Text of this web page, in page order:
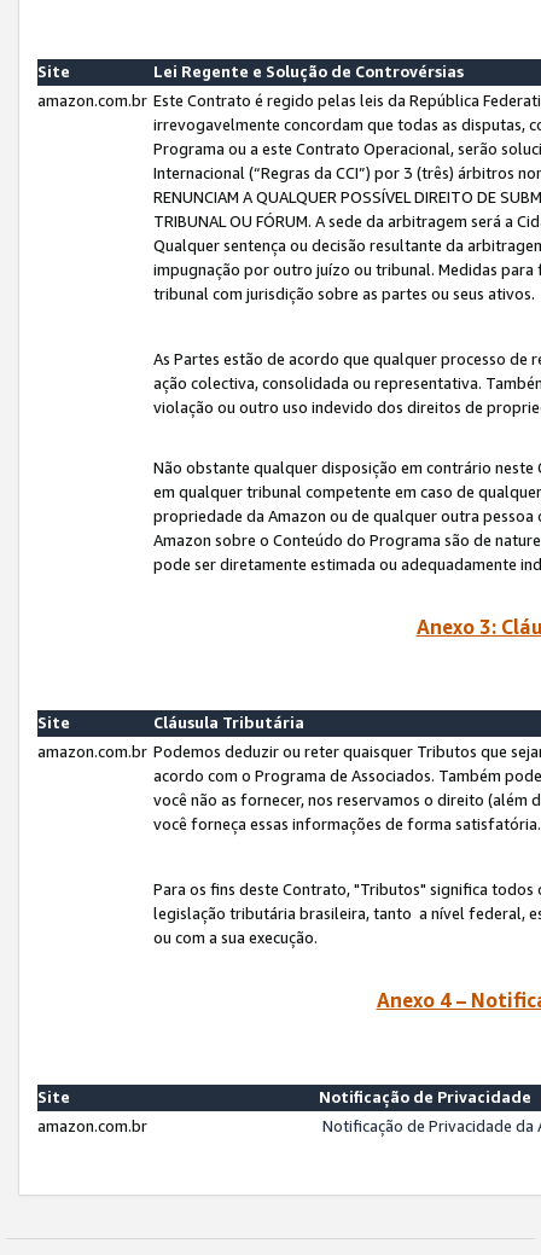
Site
Lei Regente e Solução de Controvérsias
amazon.com.br Este Contrato é regido pelas leis da República
irrevogavelmente concordam que todas as disputas,
Programa ou a este Contrato Operacional, serão
Internacional (“Regras da CCI”) por 3 (três) árbitros
RENUNCIAM A QUALQUER POSSÍVEL DIREITO DE
TRIBUNAL OU FÓRUM. A sede da arbitragem será a
Qualquer sentença ou decisão resultante da
impugnação por outro juízo ou tribunal. Medidas
tribunal com jurisdição sobre as partes ou seus ativos.
As Partes estão de acordo que qualquer processo
ação colectiva, consolidada ou representativa.
violação ou outro uso indevido dos direitos de
Não obstante qualquer disposição em contrário
em qualquer tribunal competente em caso de
propriedade da Amazon ou de qualquer outra
Amazon sobre o Conteúdo do Programa são de
pode ser diretamente estimada ou adequadamente
Anexo 3:
Site
Cláusula Tributária
amazon.com.br Podemos deduzir ou reter quaisquer Tributos que
acordo com o Programa de Associados. Também
você não as fornecer, nos reservamos o direito (além
você forneça essas informações de forma
Para os fins deste Contrato, "Tributos" significa
legislação tributária brasileira, tanto a nível federal,
ou com a sua execução.
Anexo 4 –
Site
Notificação de Privacidade
amazon.com.br
Notificação de Privacidade